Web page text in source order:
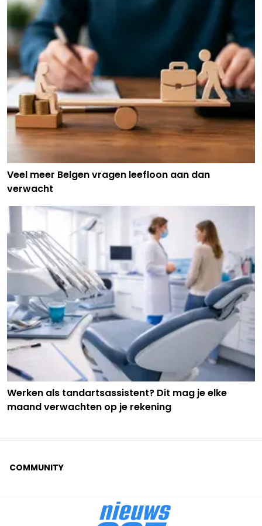
Veel meer Belgen vragen leefloon aan dan
verwacht
Werken als tandartsassistent? Dit mag je elke
maand verwachten op je rekening
COMMUNITY